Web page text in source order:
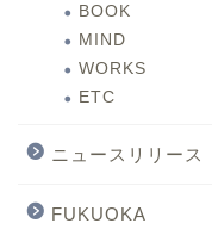
BOOK
MIND
WORKS
ETC
ニュースリリース
FUKUOKA